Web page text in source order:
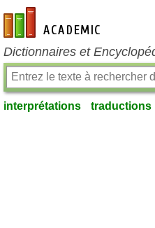
fr-academic.com
Dictionnaires et
interprétations traductions